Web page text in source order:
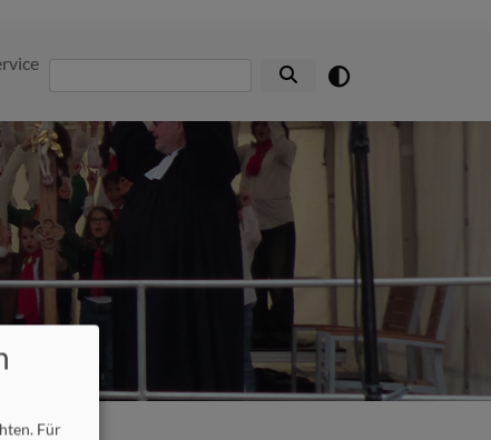
Suche
Für